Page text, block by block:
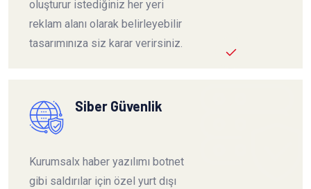
oluşturur istediğiniz her yeri
reklam alanı olarak belirleyebilir
tasarımınıza siz karar verirsiniz.
Siber Güvenlik
Kurumsalx haber yazılımı botnet
gibi saldırılar için özel yurt dışı